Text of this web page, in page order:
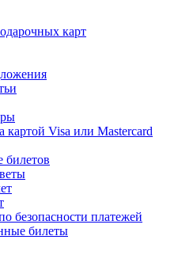
карт
картой Visa или Masterсard
билетов
безопасности платежей
билеты